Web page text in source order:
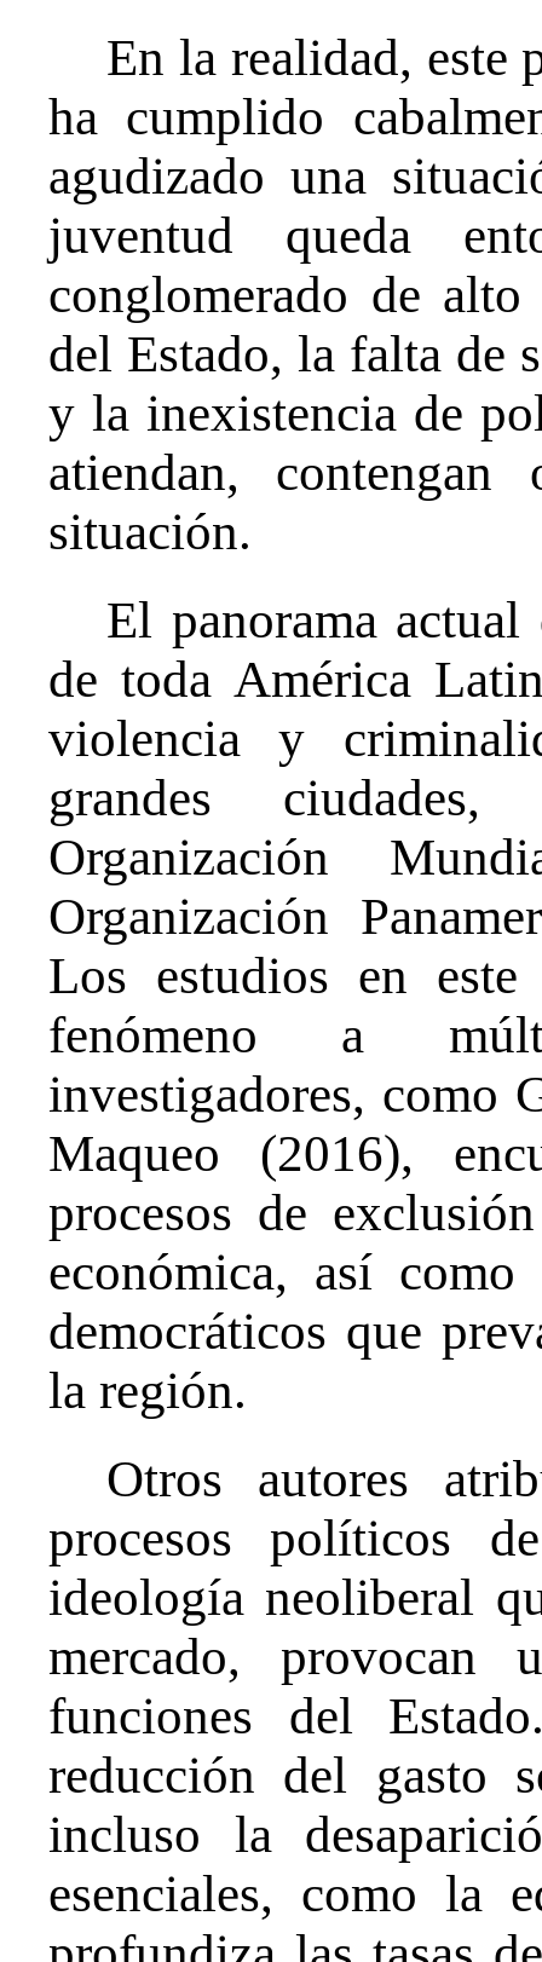
En la realidad, este
ha cumplido
agudizado una
juventud queda
conglomerado de
del Estado, la falta de
y la inexistencia de
atiendan, contengan
situación.
El panorama
de toda América
violencia y
grandes
Organización
Organización
Los estudios en
fenómeno a
investigadores, como
Maqueo (2016),
procesos de
económica, así
democráticos que
la región.
Otros autores
procesos políticos
ideología neoliberal
mercado, provocan
funciones del
reducción del gasto
incluso la
esenciales, como la